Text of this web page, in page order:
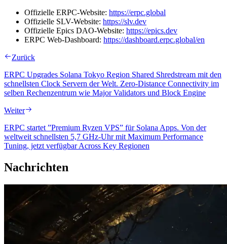
Offizielle ERPC-Website: https://erpc.global
Offizielle SLV-Website: https://slv.dev
Offizielle Epics DAO-Website: https://epics.dev
ERPC Web-Dashboard: https://dashboard.erpc.global/en
Zurück
ERPC Upgrades Solana Tokyo Region Shared Shredstream mit den
schnellsten Clock Servern der Welt. Zero-Distance Connectivity im
selben Rechenzentrum wie Major Validators und Block Engine
Weiter
ERPC startet ”Premium Ryzen VPS” für Solana Apps. Von der
weltweit schnellsten 5,7 GHz-Uhr mit Maximum Performance
Tuning, jetzt verfügbar Across Key Regionen
Nachrichten